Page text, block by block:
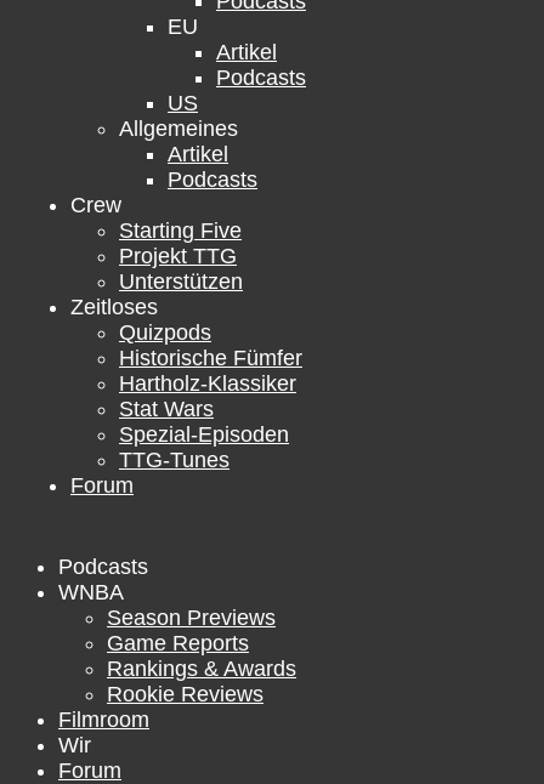
EU
Artikel
Podcasts
US
Allgemeines
Artikel
Podcasts
Crew
Starting Five
Projekt TTG
Unterstützen
Zeitloses
Quizpods
Historische Fümfer
Hartholz-Klassiker
Stat Wars
Spezial-Episoden
TTG-Tunes
Forum
Podcasts
WNBA
Season Previews
Game Reports
Rankings & Awards
Rookie Reviews
Filmroom
Wir
Forum